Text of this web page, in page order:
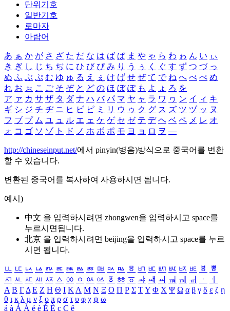
단위기호
일반기호
로마자
아랍어
あ ぁ か が さ ざ た だ な は ば ぱ ま や ゃ ら わ ゎ ん い ぃ
き ぎ し じ ち ぢ に ひ び ぴ み り う ぅ く ぐ す ず つ づ っ
ぬ ふ ぶ ぷ む ゆ ゅ る え ぇ け げ せ ぜ て で ね へ べ ぺ め
れ お ぉ こ ご そ ぞ と ど の ほ ぼ ぽ も よ ょ ろ を
ア ァ カ サ ザ タ ダ ナ ハ バ パ マ ヤ ャ ラ ワ ヮ ン イ ィ キ
ギ シ ジ チ ヂ ニ ヒ ビ ピ ミ リ ウ ゥ ク グ ス ズ ツ ヅ ッ ヌ
フ ブ プ ム ユ ュ ル エ ェ ケ ゲ セ ゼ テ デ ヘ ベ ペ メ レ オ
ォ コ ゴ ソ ゾ ト ド ノ ホ ボ ポ モ ヨ ョ ロ ヲ ―
http://chineseinput.net/에서 pinyin(병음)방식으로 중국어를 변환
할 수 있습니다.
변환된 중국어를 복사하여 사용하시면 됩니다.
예시)
中文 을 입력하시려면 zhongwen을 입력하시고 space를
누르시면됩니다.
北京 을 입력하시려면 beijing을 입력하시고 space를 누르
시면 됩니다.
ㅥ ㅦ ㅧ ㅨ ㅩ ㅪ ㅫ ㅬ ㅭ ㅮ ㅯ ㅰ ㅱ ㅲ ㅳ ㅴ ㅵ ㅶ ㅷ ㅸ
ㅹ
ㅺ ㅻ ㅼ ㅽ ㅾ ㅿ ㆀ ㆁ ㆂ ㆃ ㆄ ㆅ ㆆ ㆇ ㆈ ㆉ ㆊ ㆋ ㆌ ㆍ
ㆎ
Α Β ΓΔ Ε Ζ Η Θ Ι ΚΛ Μ Ν Ξ Ο Π Ρ Σ ΤΥ Φ Χ Ψ Ω α β γ δ ε ζ η
θ ι κ λ μ ν ξ ο π ρ σ τ υ φ χ ψ ω
á à Á À é è É È ç Ç ê